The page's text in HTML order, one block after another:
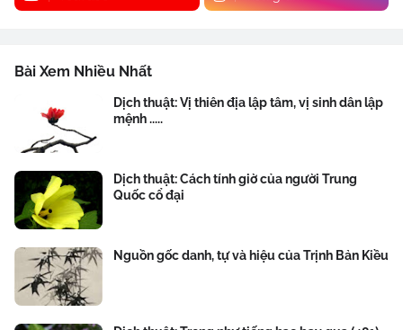
Bài Xem Nhiều Nhất
Dịch thuật: Vị thiên địa lập tâm, vị sinh dân lập
mệnh .....
Dịch thuật: Cách tính giờ của người Trung
Quốc cổ đại
Nguồn gốc danh, tự và hiệu của Trịnh Bản Kiều